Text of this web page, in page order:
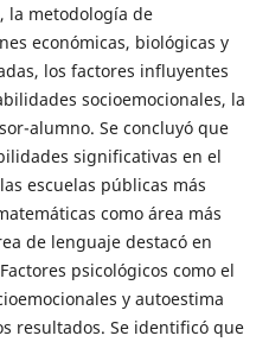
la metodología de
económicas, biológicas y
los factores influyentes
socioemocionales, la
alumno. Se concluyó que
significativas en el
escuelas públicas más
como área más
de lenguaje destacó en
psicológicos como el
y autoestima
resultados. Se identificó que